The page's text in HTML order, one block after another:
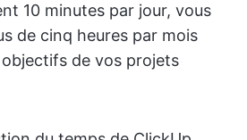
10 minutes par jour, vous
de cinq heures par mois
de vos projets